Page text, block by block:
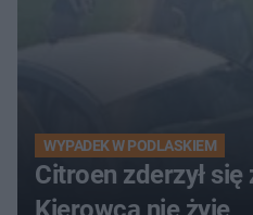
WYPADEK W PODLASKIEM
Citroen zderzył